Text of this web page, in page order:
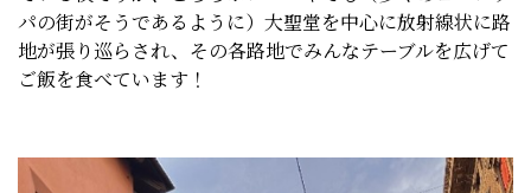
パの街がそうであるように）大聖堂を中心に放射線状に路
地が張り巡らされ、その各路地でみんなテーブルを広げて
ご飯を食べています！